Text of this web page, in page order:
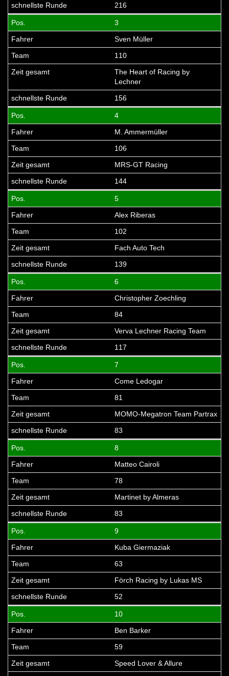
216
3
Sven Müller
110
The Heart of Racing by
Lechner
156
4
M. Ammermüller
106
MRS-GT Racing
144
5
Alex Riberas
102
Fach Auto Tech
139
6
Christopher Zoechling
84
Verva Lechner Racing Team
117
7
Come Ledogar
81
MOMO-Megatron Team Partrax
83
8
Matteo Cairoli
78
Martinet by Almeras
83
9
Kuba Giermaziak
63
Förch Racing by Lukas MS
52
10
Ben Barker
59
Speed Lover & Allure